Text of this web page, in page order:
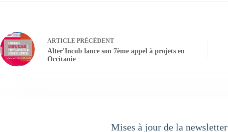
ARTICLE PRÉCÉDENT
Alter'Incub lance son 7ème appel à projets en
Occitanie
Mises à jour de la newsletter